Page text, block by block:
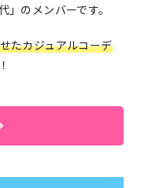
のメンバーです。
たカジュアルコーデ